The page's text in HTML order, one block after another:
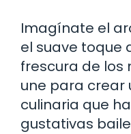
Imagínate el
el suave toque
frescura de los
une para crear
culinaria que
gustativas